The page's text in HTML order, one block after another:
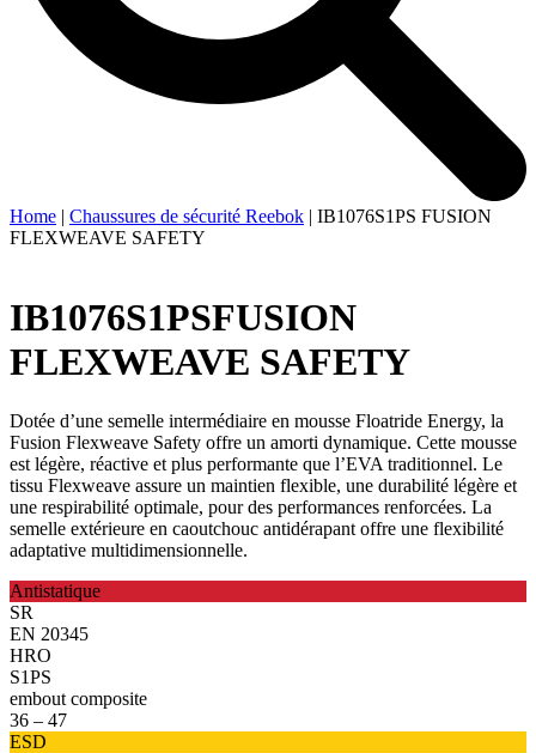
Home | Chaussures de sécurité Reebok | IB1076S1PS FUSION
FLEXWEAVE SAFETY
IB1076S1PSFUSION
FLEXWEAVE SAFETY
Dotée d’une semelle intermédiaire en mousse Floatride Energy, la
Fusion Flexweave Safety offre un amorti dynamique. Cette mousse
est légère, réactive et plus performante que l’EVA traditionnel. Le
tissu Flexweave assure un maintien flexible, une durabilité légère et
une respirabilité optimale, pour des performances renforcées. La
semelle extérieure en caoutchouc antidérapant offre une flexibilité
adaptative multidimensionnelle.
Antistatique
SR
EN 20345
HRO
S1PS
embout composite
36 – 47
ESD